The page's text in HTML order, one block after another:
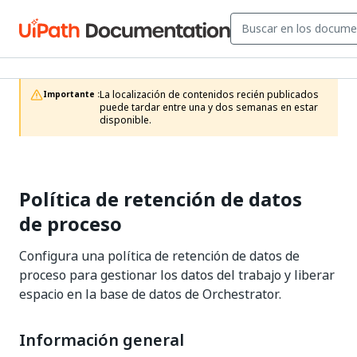
Importante :La localización de contenidos recién publicados
puede tardar entre una y dos semanas en estar
disponible.
Política de retención de datos
de proceso
Configura una política de retención de datos de
proceso para gestionar los datos del trabajo y liberar
espacio en la base de datos de Orchestrator.
Información general